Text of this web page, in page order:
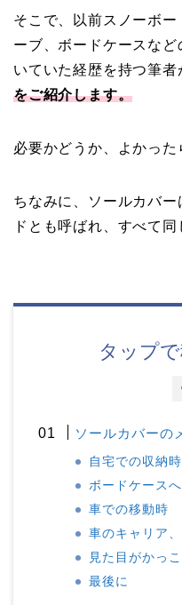
そこで、以前スノーボ
ーブ、ボードケースな
いていた経歴を持つ筆者
をご紹介します。
必要かどうか、よかった
ちなみに、ソールカバ
ドとも呼ばれ、すべて同
タップ
ソールカバーの
自宅での収納時
ボードケース
車での移動時
車のキャリア
見た目がかっ
最後に